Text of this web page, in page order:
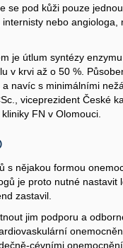
se pod kůži pouze
nebo angiologa,
je útlum syntézy
v krvi až o 50 %.
navíc s minimálními
viceprezident České
FN v Olomouci.
s nějakou formou
je proto nutné nastavit
zastavil.
jim podporu a
cévními